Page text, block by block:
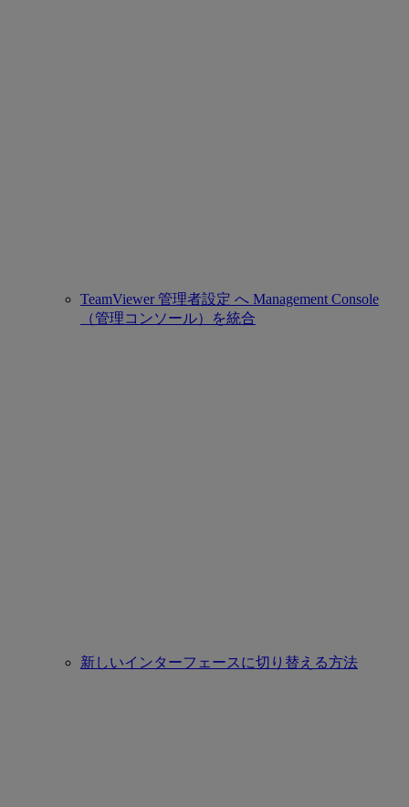
TeamViewer 管理者設定 へ Management Console
（管理コンソール）を統合
新しいインターフェースに切り替える方法